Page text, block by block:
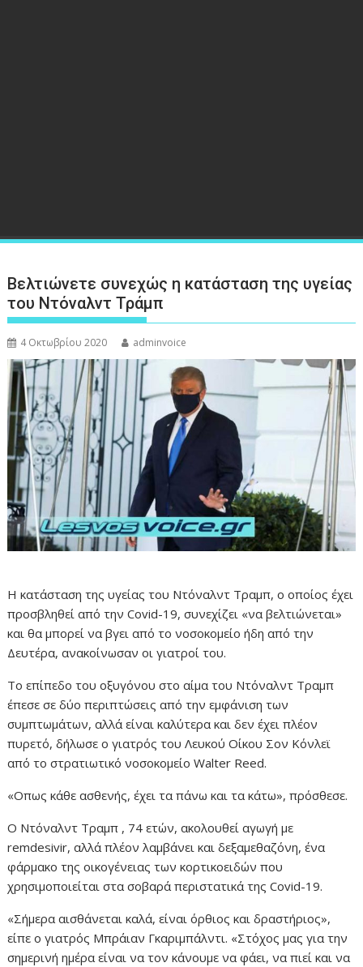
Βελτιώνετε συνεχώς η κατάσταση της υγείας
του Ντόναλντ Τράμπ
4 Οκτωβρίου 2020 adminvoice
Η κατάσταση της υγείας του Ντόναλντ Τραμπ, ο οποίος έχει
προσβληθεί από την Covid-19, συνεχίζει «να βελτιώνεται»
και θα μπορεί να βγει από το νοσοκομείο ήδη από την
Δευτέρα, ανακοίνωσαν οι γιατροί του.
Το επίπεδο του οξυγόνου στο αίμα του Ντόναλντ Τραμπ
έπεσε σε δύο περιπτώσεις από την εμφάνιση των
συμπτωμάτων, αλλά είναι καλύτερα και δεν έχει πλέον
πυρετό, δήλωσε ο γιατρός του Λευκού Οίκου Σον Κόνλεϊ
από το στρατιωτικό νοσοκομείο Walter Reed.
«Οπως κάθε ασθενής, έχει τα πάνω και τα κάτω», πρόσθεσε.
Ο Ντόναλντ Τραμπ , 74 ετών, ακολουθεί αγωγή με
remdesivir, αλλά πλέον λαμβάνει και δεξαμεθαζόνη, ένα
φάρμακο της οικογένειας των κορτικοειδών που
χρησιμοποιείται στα σοβαρά περιστατικά της Covid-19.
«Σήμερα αισθάνεται καλά, είναι όρθιος και δραστήριος»,
είπε ο γιατρός Μπράιαν Γκαριμπάλντι. «Στόχος μας για την
σημερινή ημέρα είναι να τον κάνουμε να φάει, να πιεί και να